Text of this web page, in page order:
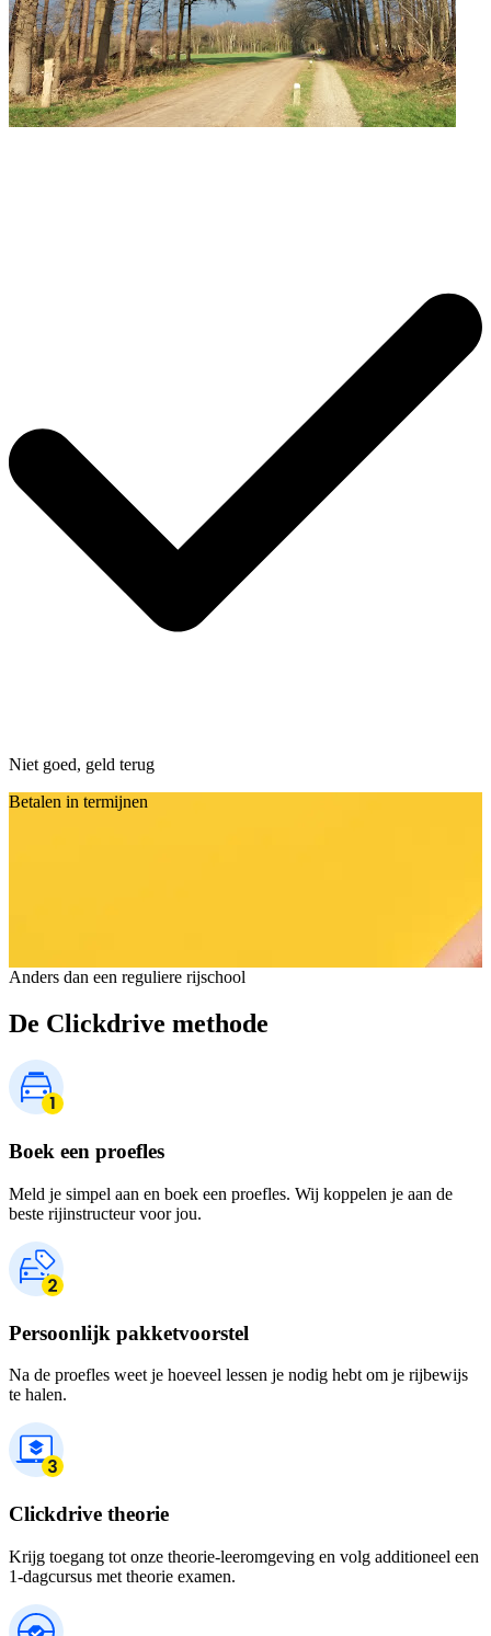
Niet goed, geld terug
Betalen in termijnen
Anders dan een reguliere rijschool
De Clickdrive methode
Boek een proefles
Meld je simpel aan en boek een proefles. Wij koppelen je aan de
beste rijinstructeur voor jou.
Persoonlijk pakketvoorstel
Na de proefles weet je hoeveel lessen je nodig hebt om je rijbewijs
te halen.
Clickdrive theorie
Krijg toegang tot onze theorie-leeromgeving en volg additioneel een
1-dagcursus met theorie examen.